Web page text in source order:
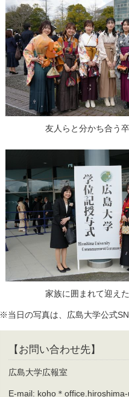
友人らと分かち合う
家族に囲まれて迎え
※当日の写真は、広島大学公式
【お問い合わせ先】
広島大学広報室
E-mail: koho＊